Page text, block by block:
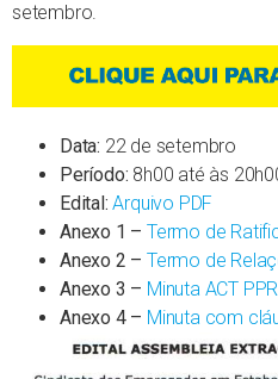
setembro.
Data: 22 de setembro
Período: 8h00 até às
Edital: Arquivo PDF
Anexo 1 – Termo de
Anexo 2 – Termo de
Anexo 3 – Minuta ACT
Anexo 4 – Minuta com